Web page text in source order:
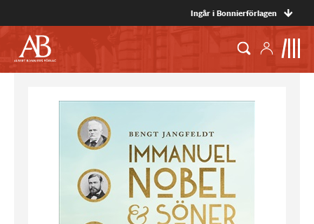
Ingår i Bonnierförlagen